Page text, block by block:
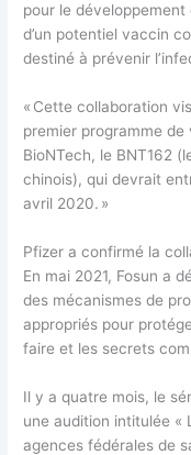
pour le
d’un potentiel vaccin
destiné à prévenir
« Cette collaboration
premier programme
BioNTech, le BNT162
chinois), qui devrait
avril 2020. »
Pfizer a confirmé la
En mai 2021, Fosun a
des mécanismes de
appropriés pour
faire et les secrets
Il y a quatre mois, le
une audition intitulée «
agences fédérales de